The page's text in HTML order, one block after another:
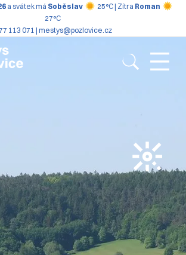
113 071 | mestys@pozlovice.cz
a svátek má Soběslav 25°C | Zítra Roman
27°C